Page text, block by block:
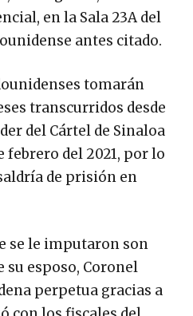
en la Sala 23A del
antes citado.
tomarán
transcurridos desde
del Cártel de Sinaloa
febrero del 2021, por lo
de prisión en
se le imputaron son
su esposo, Coronel
perpetua gracias a
con los fiscales del